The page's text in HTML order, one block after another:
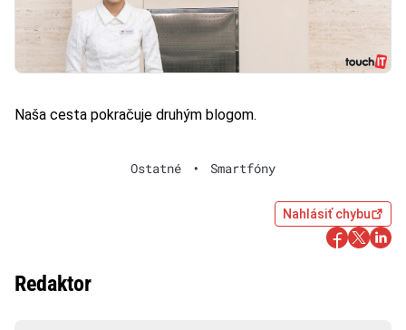
Naša cesta pokračuje druhým blogom.
Ostatné • Smartfóny
Nahlásiť chybu
Redaktor